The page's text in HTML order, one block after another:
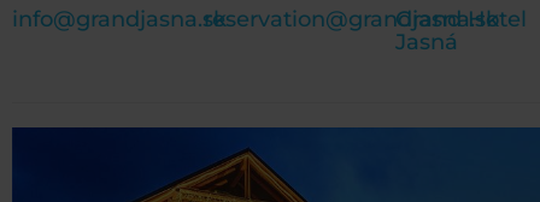
info@grandjasna.skreservation@grandjasna.sk
Grand Hotel
Jasná